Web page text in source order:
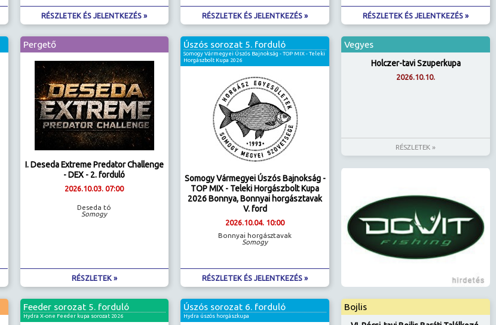
RÉSZLETEK ÉS JELENTKEZÉS » RÉSZLETEK ÉS JELENTKEZÉS » RÉSZLETEK ÉS JELENTKEZÉS »
Pergető
I. Deseda Extreme Predator Challenge
- DEX - 2. forduló
2026.10.03. 07:00
Deseda tó
Somogy
RÉSZLETEK »
Úszós sorozat 5. forduló
Somogy Vármegyei Úszós Bajnokság - TOP MIX - Teleki
Horgászbolt Kupa 2026
Somogy Vármegyei Úszós Bajnokság -
TOP MIX - Teleki Horgászbolt Kupa
2026 Bonnya, Bonnyai horgásztavak
V. ford
2026.10.04. 10:00
Bonnyai horgásztavak
Somogy
RÉSZLETEK ÉS JELENTKEZÉS »
Vegyes
Holczer-tavi Szuperkupa
2026.10.10.
RÉSZLETEK »
Feeder sorozat 5. forduló
Hydra X-one Feeder kupa sorozat 2026
Úszós sorozat 6. forduló
Hydra úszós horgászkupa
Bojlis